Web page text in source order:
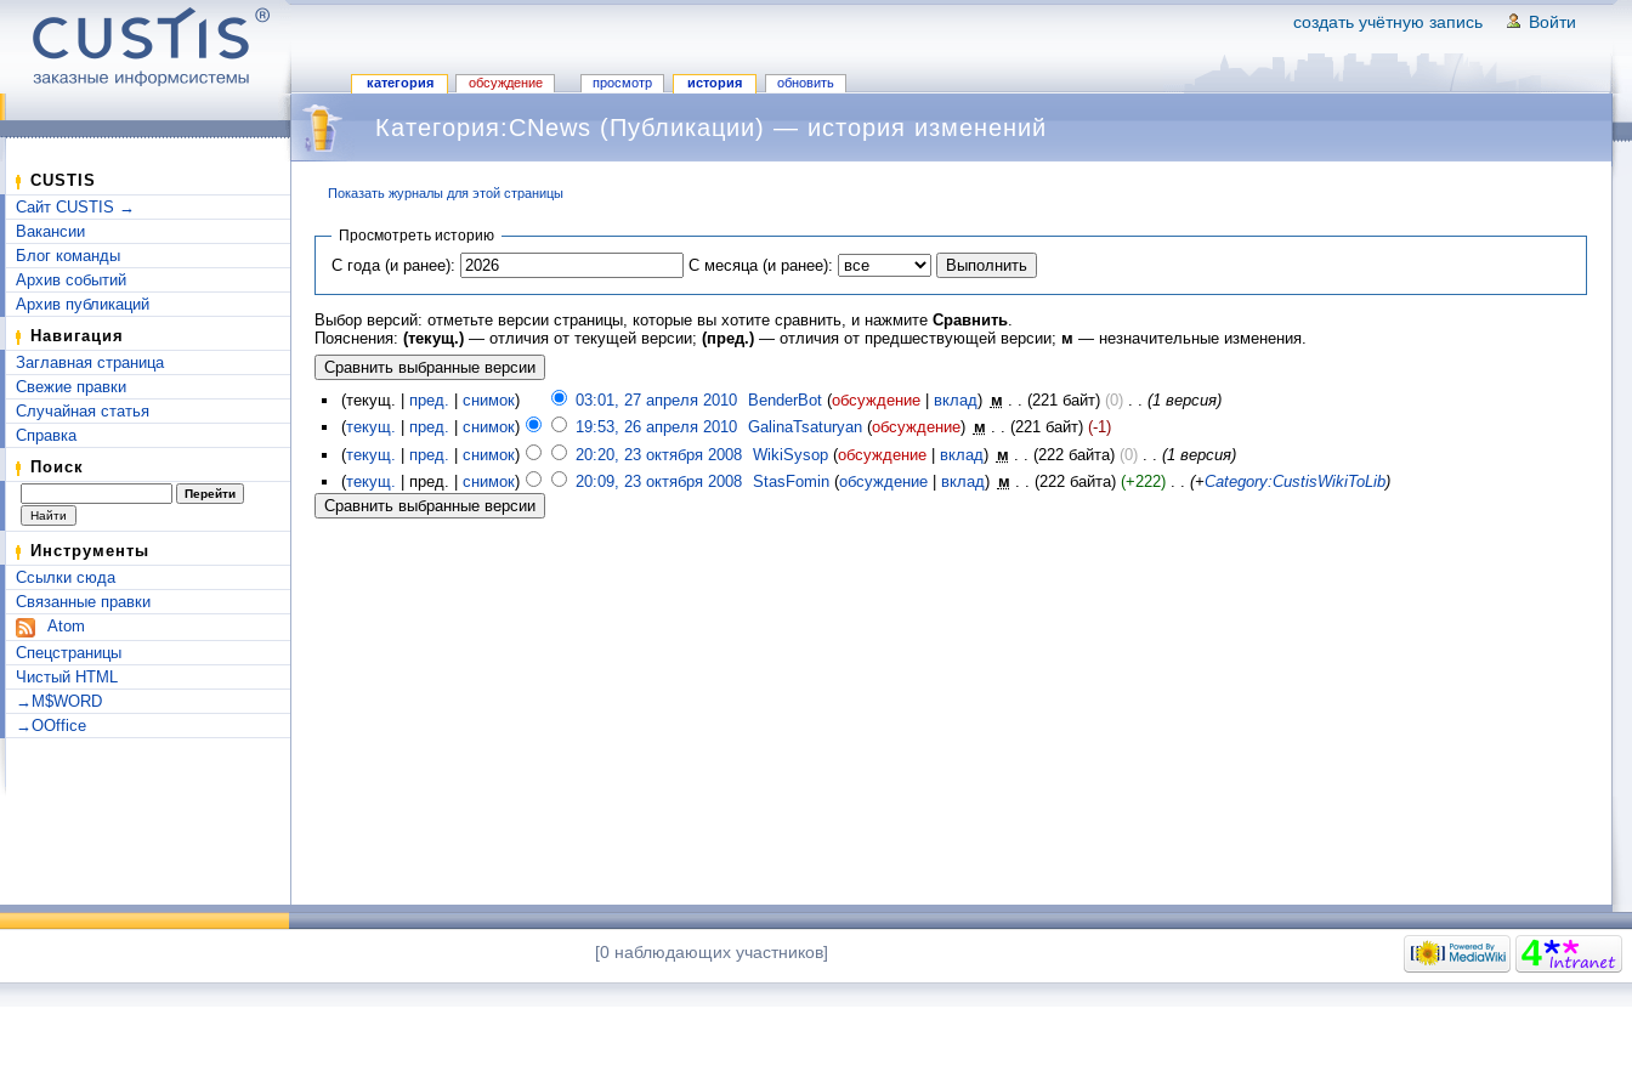
создать учётную запись Войти
категория обсуждение просмотр история обновить
CUSTIS
Сайт CUSTIS →
Вакансии
Блог команды
Архив событий
Архив публикаций
Навигация
Заглавная страница
Свежие правки
Случайная статья
Справка
Поиск
Инструменты
Ссылки сюда
Связанные правки
Atom
Спецстраницы
Чистый HTML
→M$WORD
→OOffice
Категория:CNews (Публикации) — история изменений
Показать журналы для этой страницы
Просмотреть историю
С года (и ранее): С месяца (и ранее):
Выбор версий: отметьте версии страницы, которые вы хотите сравнить, и нажмите Сравнить
Пояснения: (текущ.) — отличия от текущей версии; (пред.) — отличия от предшествующей версии; м — незначительные изменения.
(текущ. | пред. снимок) 03:01, 27 апреля 2010‎ BenderBot (обсуждение| вклад) м . . (221 байт) (0)‎ . . (1 версия)
(текущ. пред. снимок) 19:53, 26 апреля 2010‎ GalinaTsaturyan (обсуждение) м . . (221 байт) (-1)
(текущ. | пред. | снимок) 20:20, 23 октября 2008‎ WikiSysop (обсуждение| вклад) м (222 байта) (0)‎
(1 версия)
(текущ. | пред. | снимок) 20:09, 23 октября 2008‎ StasFomin (обсуждение| вклад) м (222 байта) (+222)‎ (+Category:CustisWikiToLib)
[0 наблюдающих участников]